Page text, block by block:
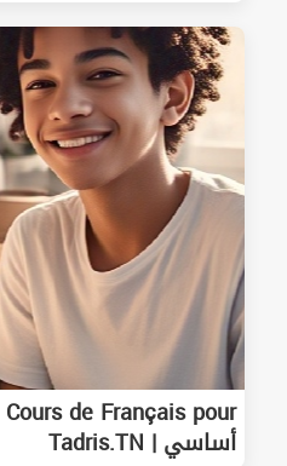
أساسي | Tadris.TN